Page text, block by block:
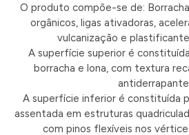
O produto compõe-se de:
orgânicos, ligas ativadoras,
vulcanização e
A superfície superior é
borracha e lona, com textura
A superfície inferior é constituída
assentada em estruturas
com pinos flexíveis nos